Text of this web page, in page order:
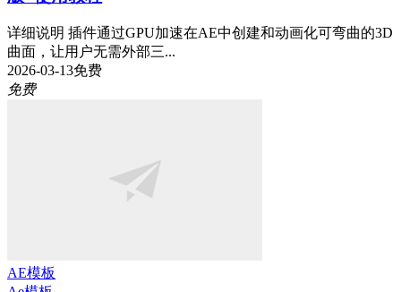
详细说明 插件通过GPU加速在AE中创建和动画化可弯曲的3D
曲面，让用户无需外部三...
2026-03-13免费
免费
AE模板